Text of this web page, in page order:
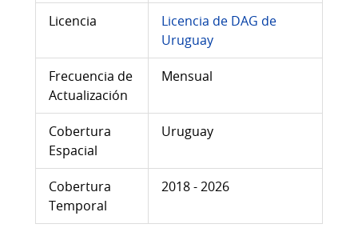
Licencia
Licencia de DAG de
Uruguay
Frecuencia de
Actualización
Mensual
Cobertura
Espacial
Uruguay
Cobertura
Temporal
2018 - 2026